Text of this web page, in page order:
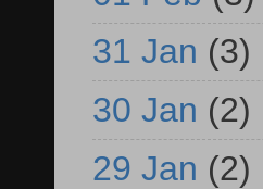
31 Jan (3)
30 Jan (2)
29 Jan (2)